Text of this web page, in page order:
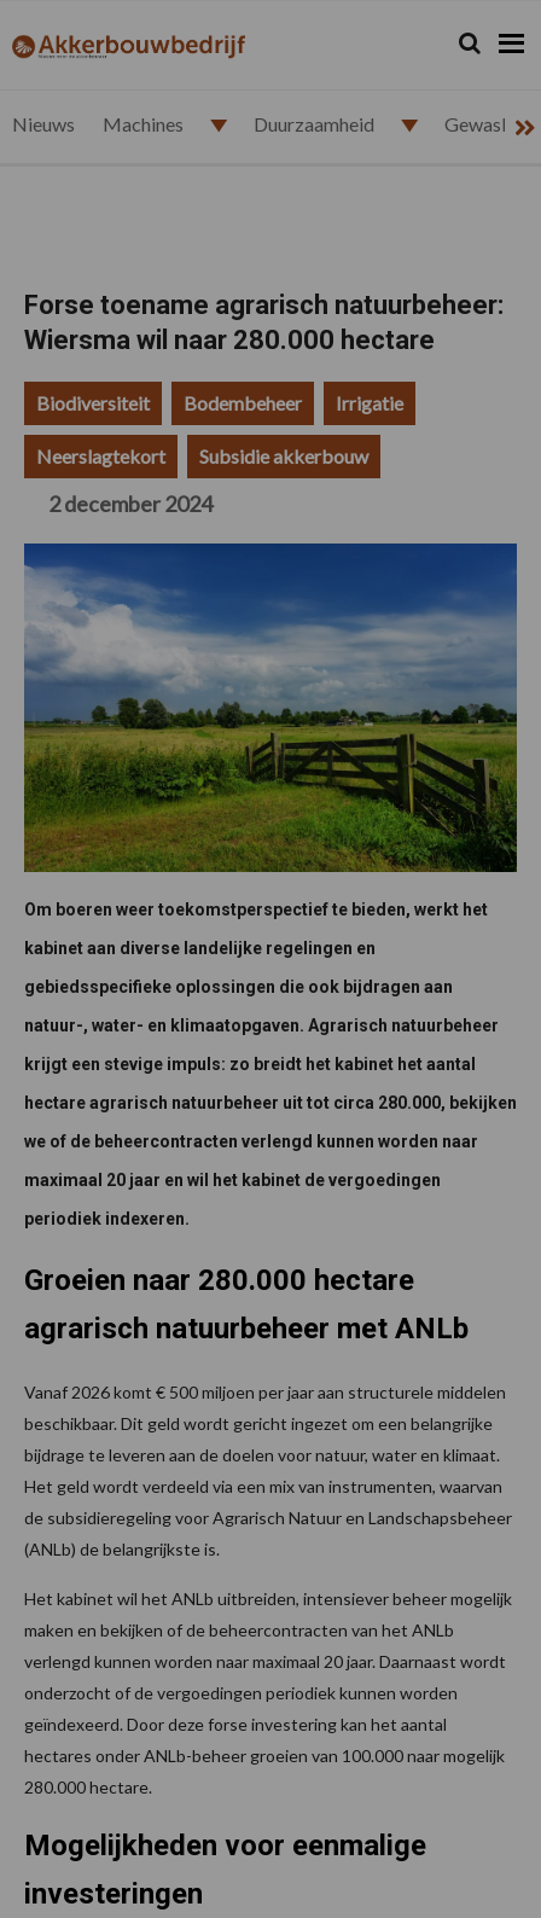
de
de
de
de
akkerbouwbedrijf.nl Zoeken...
Zoek
Nieuws Machines Duurzaamheid
Forse toename agrarisch natuurbeheer:
Wiersma wil naar 280.000 hectare
Biodiversiteit Bodembeheer Irrigatie
Neerslagtekort Subsidie akkerbouw
2 december 2024
Om boeren weer toekomstperspectief te bieden, werkt het
kabinet aan diverse landelijke regelingen en
gebiedsspecifieke oplossingen die ook bijdragen aan
natuur-, water- en klimaatopgaven. Agrarisch natuurbeheer
krijgt een stevige impuls: zo breidt het kabinet het aantal
hectare agrarisch natuurbeheer uit tot circa 280.000, bekijken
we of de beheercontracten verlengd kunnen worden naar
maximaal 20 jaar en wil het kabinet de vergoedingen
periodiek indexeren.
Groeien naar 280.000 hectare
agrarisch natuurbeheer met ANLb
Vanaf 2026 komt € 500 miljoen per jaar aan structurele middelen
beschikbaar. Dit geld wordt gericht ingezet om een belangrijke
bijdrage te leveren aan de doelen voor natuur, water en klimaat.
Het geld wordt verdeeld via een mix van instrumenten, waarvan
de subsidieregeling voor Agrarisch Natuur en Landschapsbeheer
(ANLb) de belangrijkste is.
Het kabinet wil het ANLb uitbreiden, intensiever beheer mogelijk
maken en bekijken of de beheercontracten van het ANLb
verlengd kunnen worden naar maximaal 20 jaar. Daarnaast wordt
onderzocht of de vergoedingen periodiek kunnen worden
geïndexeerd. Door deze forse investering kan het aantal
hectares onder ANLb-beheer groeien van 100.000 naar mogelijk
280.000 hectare.
Mogelijkheden voor eenmalige
investeringen